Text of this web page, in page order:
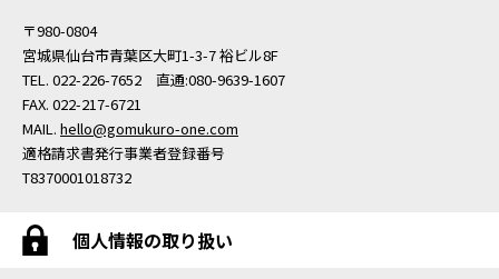
〒980-0804
宮城県仙台市青葉区大町1-3-7 裕ビル8F
TEL. 022-226-7652 直通:080-9639-1607
FAX. 022-217-6721
MAIL. hello@gomukuro-one.com
適格請求書発行事業者登録番号
T8370001018732
個人情報の取り扱い